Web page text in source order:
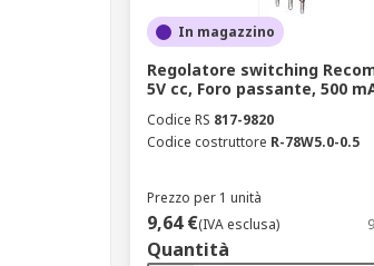
In magazzino
Regolatore switching
5V cc, Foro passante, 500
Codice RS 817-9820
Codice costruttore R-78W5.0-0.5
Prezzo per 1 unità
9,64 €(IVA esclusa)
Quantità